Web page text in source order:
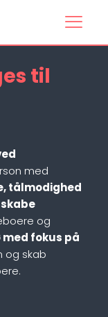
til
med
tålmodighed
skabe
og
fokus på
og skab